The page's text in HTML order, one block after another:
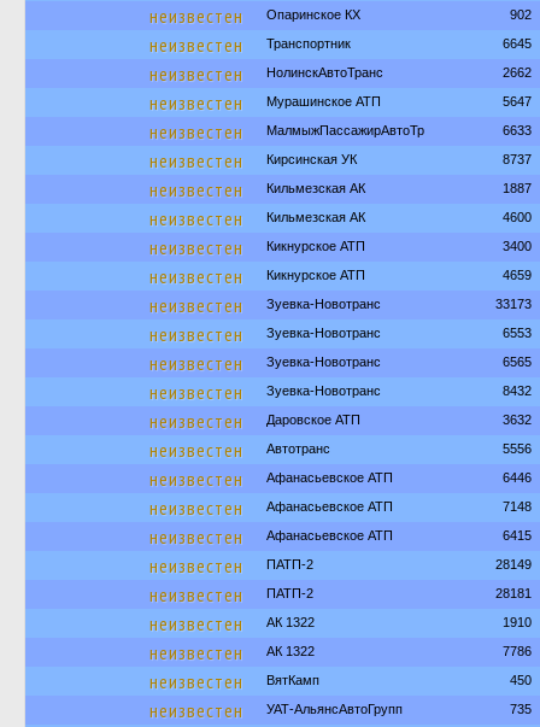
неизвестен Опаринское КХ 902
неизвестен Транспортник 6645
неизвестен НолинскАвтоТранс 2662
неизвестен Мурашинское АТП 5647
неизвестен МалмыжПассажирАвтоТр 6633
неизвестен Кирсинская УК 8737
неизвестен Кильмезская АК 1887
неизвестен Кильмезская АК 4600
неизвестен Кикнурское АТП 3400
неизвестен Кикнурское АТП 4659
неизвестен Зуевка-Новотранс 33173
неизвестен Зуевка-Новотранс 6553
неизвестен Зуевка-Новотранс 6565
неизвестен Зуевка-Новотранс 8432
неизвестен Даровское АТП 3632
неизвестен Автотранс 5556
неизвестен Афанасьевское АТП 6446
неизвестен Афанасьевское АТП 7148
неизвестен Афанасьевское АТП 6415
неизвестен ПАТП-2 28149
неизвестен ПАТП-2 28181
неизвестен АК 1322 1910
неизвестен АК 1322 7786
неизвестен ВятКамп 450
неизвестен УАТ-АльянсАвтоГрупп 735